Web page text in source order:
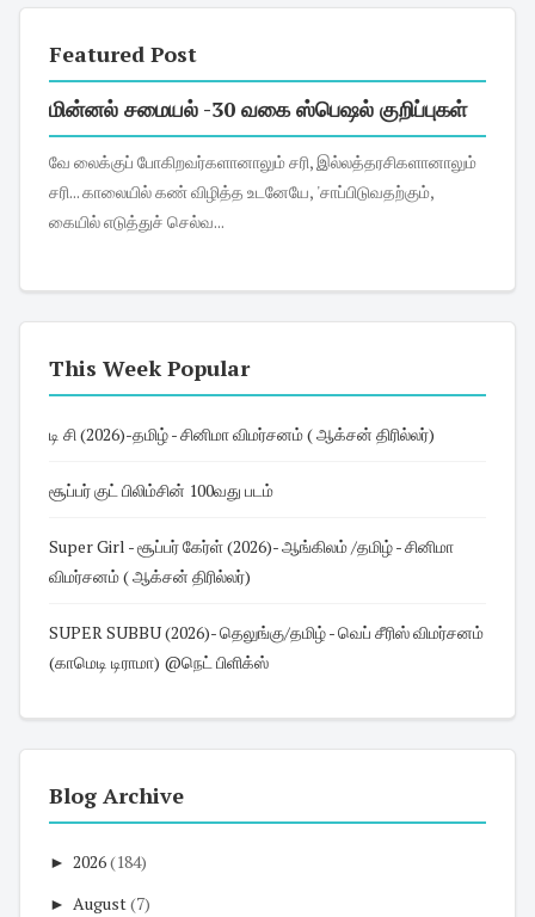
Featured Post
மின்னல் சமையல் -30 வகை ஸ்பெஷல் குறிப்புகள்
வே லைக்குப் போகிறவர்களானாலும் சரி, இல்லத்தரசிகளானாலும்
சரி... காலையில் கண் விழித்த உடனேயே, 'சாப்பிடுவதற்கும்,
கையில் எடுத்துச் செல்வ...
This Week Popular
டி சி (2026)-தமிழ் - சினிமா விமர்சனம் ( ஆக்சன் திரில்லர்)
சூப்பர் குட் பிலிம்சின் 100வது படம்
Super Girl - சூப்பர் கேர்ள் (2026)- ஆங்கிலம் /தமிழ் - சினிமா
விமர்சனம் ( ஆக்சன் திரில்லர்)
SUPER SUBBU (2026)- தெலுங்கு/தமிழ் - வெப் சீரிஸ் விமர்சனம்
(காமெடி டிராமா) @நெட் பிளிக்ஸ்
Blog Archive
► 2026(184)
► August(7)